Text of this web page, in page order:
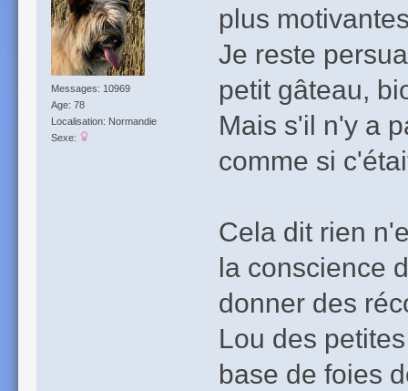
Messages: 10969
Age: 78
Localisation: Normandie
Sexe:
plus
Je reste
petit gâteau,
Mais s'il n'y a
comme si
Cela dit rien
la conscience
donner des
Lou des
base de foies